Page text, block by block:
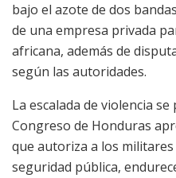
bajo el azote de dos
de una empresa privada
africana, además de
según las autoridades.
La escalada de violencia
Congreso de Honduras
que autoriza a los
seguridad pública,